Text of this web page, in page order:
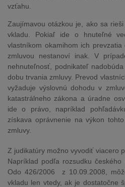
vzťahu.
Zaujímavou otázkou je, ako sa
vkladu. Pokiaľ ide o hnuteľné
vlastníkom okamihom ich
zmluvou nestanoví inak. V
nehnuteľnosť, podnikateľ
dobu trvania zmluvy. Prevod
vyžaduje výslovnú dohodu v
katastrálneho zákona a úradne
ide o právo, napríklad
získava oprávnenie na výkon
zmluvy.
Z judikatúry možno vyvodiť viacero
Napríklad podľa rozsudku
Odo 426/2006 z 10.09.2008,
vkladu len vtedy, ak je dostatočne